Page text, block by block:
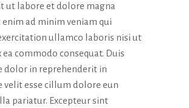
ut labore et dolore magna
enim ad minim veniam qui
ullamco laboris nisi ut
ea commodo consequat. Duis
dolor in reprehenderit in
velit esse cillum dolore eun
pariatur. Excepteur sint
tuoi interessi e
comportamenti
nostro sito,
aumenti le
possibilità di
vedere
contenuti e
offerte